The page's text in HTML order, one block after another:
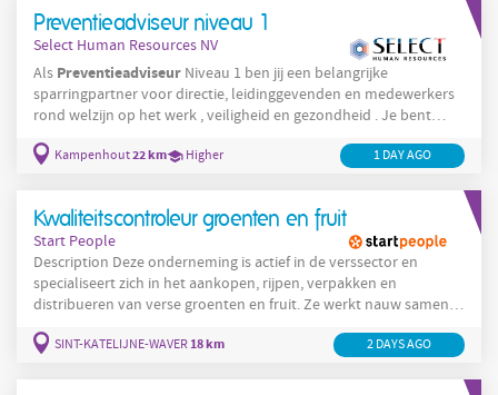
Preventieadviseur niveau 1
Select Human Resources NV
Als Preventieadviseur Niveau 1 ben jij een belangrijke
sparringpartner voor directie, leidinggevenden en medewerkers
rond welzijn op het werk , veiligheid en gezondheid . Je bent
vertaalt beleid naar concrete acties. Met energie en overtuiging
HR , leidinggevenden en medewerkers; knel- en pijnpunten
Kampenhout22 km Higher 1 DAY AGO
Kwaliteitscontroleur groenten en fruit
Start People
Description Deze onderneming is actief in de verssector en
specialiseert zich in het aankopen, rijpen, verpakken en
distribueren van verse groenten en fruit. Ze werkt nauw samen
leveren, met sterke focus op duurzaamheid, versheid en
SINT-KATELIJNE-WAVER18 km 2 DAYS AGO